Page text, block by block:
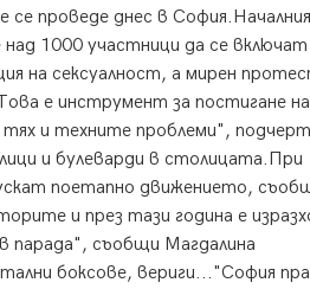
се проведе днес в София.
1000 участници да се включат
на сексуалност, а мирен
е инструмент за постигане
тях и техните проблеми",
и булеварди в столицата.При
поетапно движението,
и през тази година е
парада", съобщи Магдалина
боксове, вериги..."София